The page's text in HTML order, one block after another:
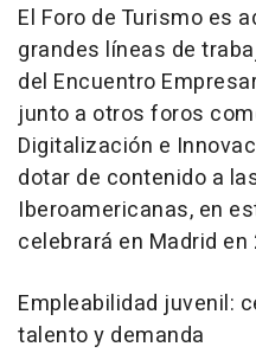
El Foro de Turismo es
grandes líneas de
del Encuentro
junto a otros foros
Digitalización e
dotar de contenido a
Iberoamericanas, en
celebrará en Madrid en
Empleabilidad juvenil:
talento y demanda